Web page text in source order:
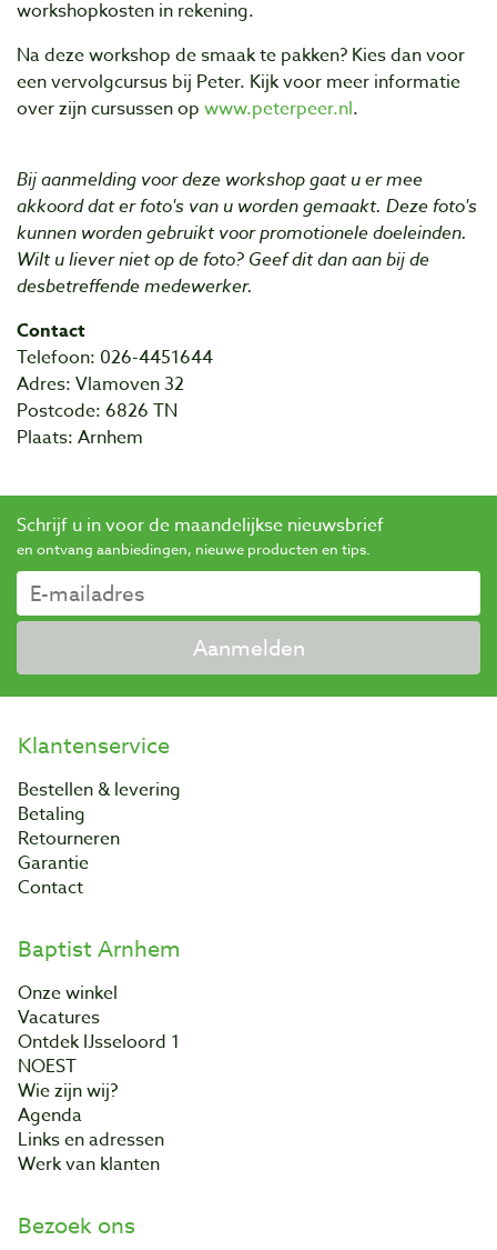
workshopkosten in rekening.
Na deze workshop de smaak te pakken? Kies dan voor
een vervolgcursus bij Peter. Kijk voor meer informatie
over zijn cursussen op www.peterpeer.nl.
Bij aanmelding voor deze workshop gaat u er mee
akkoord dat er foto's van u worden gemaakt. Deze foto's
kunnen worden gebruikt voor promotionele doeleinden.
Wilt u liever niet op de foto? Geef dit dan aan bij de
desbetreffende medewerker.
Contact
Telefoon: 026-4451644
Adres: Vlamoven 32
Postcode: 6826 TN
Plaats: Arnhem
Schrijf u in voor de maandelijkse nieuwsbrief
en ontvang aanbiedingen, nieuwe producten en tips.
Aanmelden
Klantenservice
Bestellen & levering
Betaling
Retourneren
Garantie
Contact
Baptist Arnhem
Onze winkel
Vacatures
Ontdek IJsseloord 1
NOEST
Wie zijn wij?
Agenda
Links en adressen
Werk van klanten
Bezoek ons